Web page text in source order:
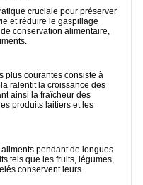
cruciale pour préserver
et réduire le gaspillage
conservation alimentaire,
plus courantes consiste à
ralentit la croissance des
ainsi la fraîcheur des
produits laitiers et les
pendant de longues
tels que les fruits, légumes,
conservent leurs